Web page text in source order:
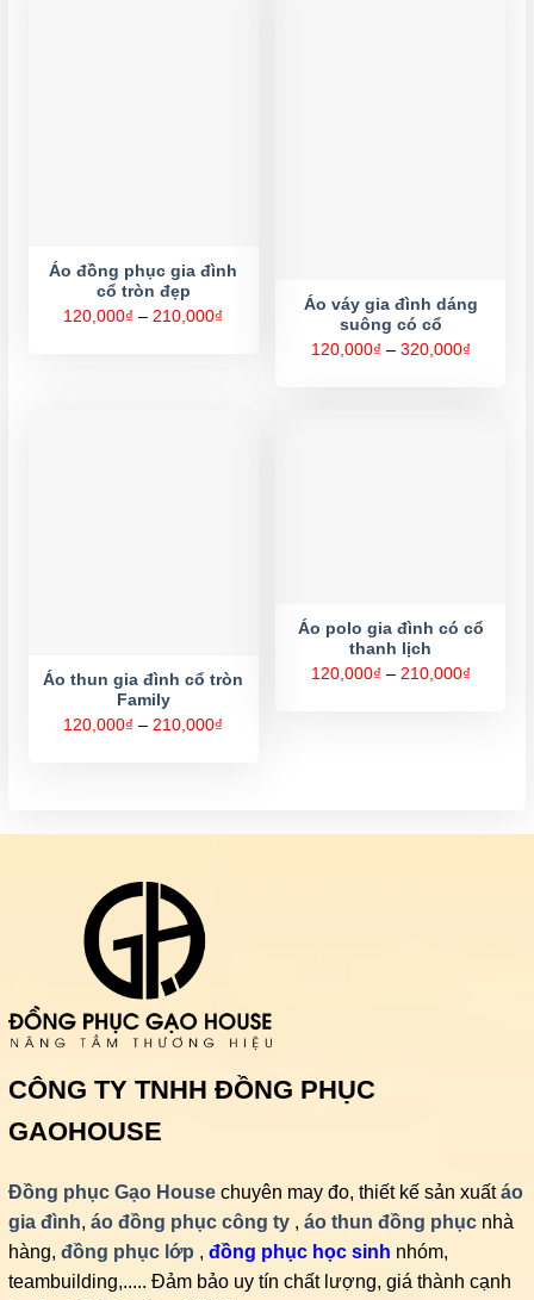
Áo đồng phục gia đình
cổ tròn đẹp
120,000₫ – 210,000₫
Áo váy gia đình dáng
suông có cổ
120,000₫ – 320,000₫Khoảng
Áo thun gia đình cổ tròn
Family
120,000₫ – 210,000₫
Áo polo gia đình có cổ
thanh lịch
120,000₫ – 210,000₫Khoảng
CÔNG TY TNHH ĐỒNG PHỤC
GAOHOUSE
Đồng phục Gạo Housechuyên may đo, thiết kế sản xuấtáo
gia đình, áo đồng phục công ty, áo thun đồng phụcnhà
hàng, đồng phục lớp , đồng phục học sinh nhóm,
teambuilding,..... Đảm bảo uy tín chất lượng, giá thành cạnh